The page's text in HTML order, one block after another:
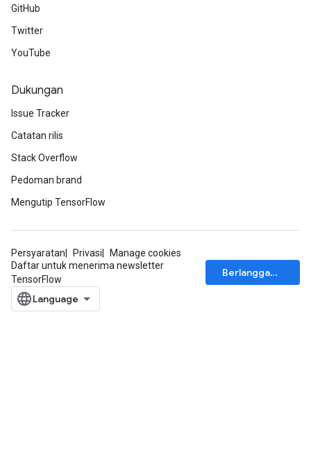
GitHub
Twitter
YouTube
Dukungan
Issue Tracker
Catatan rilis
Stack Overflow
Pedoman brand
Mengutip TensorFlow
Persyaratan Privasi
Manage cookies
Daftar untuk menerima newsletter
TensorFlow
Berlangganan